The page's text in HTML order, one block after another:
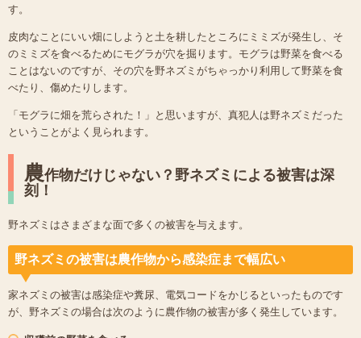
す。
皮肉なことにいい畑にしようと土を耕したところにミミズが発生し、そ
のミミズを食べるためにモグラが穴を掘ります。モグラは野菜を食べる
ことはないのですが、その穴を野ネズミがちゃっかり利用して野菜を食
べたり、傷めたりします。
「モグラに畑を荒らされた！」と思いますが、真犯人は野ネズミだった
ということがよく見られます。
農作物だけじゃない？野ネズミによる被害は深
刻！
野ネズミはさまざまな面で多くの被害を与えます。
野ネズミの被害は農作物から感染症まで幅広い
家ネズミの被害は感染症や糞尿、電気コードをかじるといったものです
が、野ネズミの場合は次のように農作物の被害が多く発生しています。